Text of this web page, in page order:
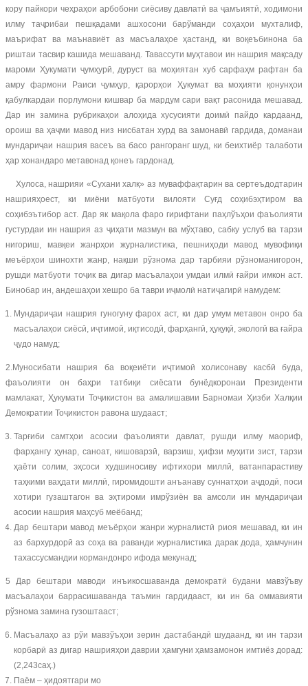
кору пайкори чеҳраҳои арбобони сиёсиву давлатӣ ва ҷамъиятӣ, ходимони
илму таҷрибаи пешқадами ашхосони барўманди соҳаҳои мухталиф,
маърифат ва маънавиёт аз масъалаҳое ҳастанд, ки воқеъбинона ба
риштаи тасвир кашида мешаванд. Тавассути муҳтавои ин нашрия мақсаду
мароми Ҳукумати ҷумҳурӣ, дуруст ва моҳиятан хуб сарфаҳм рафтан ба
амру фармони Раиси ҷумҳур, қарорҳои Ҳукумат ва моҳияти қонунҳои
қабулкардаи порлумони кишвар ба мардум сари вақт расонида мешавад.
Дар ин замина рубрикаҳои алоҳида хусусияти доимӣ пайдо кардаанд,
ороиш ва ҳаҷми мавод низ нисбатан хурд ва замонавӣ гардида, доманаи
мундариҷаи нашрия васеъ ва басо рангоранг шуд, ки беихтиёр талаботи
ҳар хонандаро метавонад қонеъ гардонад.
Хулоса, нашрияи «Сухани халқ» аз муваффақтарин ва сертеъдодтарин
нашрияҳоест, ки миёни матбуоти вилояти Суғд соҳибэҳтиром ва
соҳибэътибор аст. Дар як мақола фаро гирифтани паҳлўъҳои фаъолияти
густурдаи ин нашрия аз ҷиҳати мазмун ва мўҳтаво, сабку услуб ва тарзи
нигориш, мавқеи жанрҳои журналистика, пешниҳоди мавод мувофиқи
меъёрҳои шинохти жанр, нақши рўзнома дар тарбияи рўзноманигорон,
рушди матбуоти тоҷик ва дигар масъалаҳои умдаи илмӣ ғайри имкон аст.
Бинобар ин, андешаҳои хешро ба таври иҷмолӣ натиҷагирӣ намудем:
Мундариҷаи нашрия гуногуну фарох аст, ки дар умум метавон онро ба
масъалаҳои сиёсӣ, иҷтимоӣ, иқтисодӣ, фарҳангӣ, ҳуқуқӣ, экологӣ ва ғайра
ҷудо намуд;
2.Муносибати нашрия ба воқеиёти иҷтимоӣ холисонаву касбӣ буда,
фаъолияти он баҳри татбиқи сиёсати бунёдкоронаи Президенти
мамлакат, Ҳукумати Тоҷикистон ва амалишавии Барномаи Ҳизби Халқии
Демократии Тоҷикистон равона шудааст;
Тарғиби самтҳои асосии фаъолияти давлат, рушди илму маориф,
фарҳангу ҳунар, саноат, кишоварзӣ, варзиш, ҳифзи муҳити зист, тарзи
ҳаёти солим, эҳсоси худшиносиву ифтихори миллӣ, ватанпарастиву
таҳкими ваҳдати миллӣ, гиромидошти анъанаву суннатҳои аҷдодӣ, поси
хотири гузаштагон ва эҳтироми имрўзиён ва амсоли ин мундариҷаи
асосии нашрия маҳсуб меёбанд;
Дар бештари мавод меъёрҳои жанри журналистӣ риоя мешавад, ки ин
аз бархурдорӣ аз соҳа ва раванди журналистика дарак дода, ҳамчунин
тахассусмандии кормандонро ифода мекунад;
5 Дар бештари маводи инъикосшаванда демократӣ будани мавзўъву
масъалаҳои баррасишаванда таъмин гардидааст, ки ин ба оммавияти
рўзнома замина гузоштааст;
Масъалаҳо аз рўи мавзўъҳои зерин дастабандӣ шудаанд, ки ин тарзи
корбарӣ аз дигар нашрияҳои даврии ҳамгуни ҳамзамонон имтиёз дорад:
(2,243саҳ.)
Паём – ҳидоятгари мо